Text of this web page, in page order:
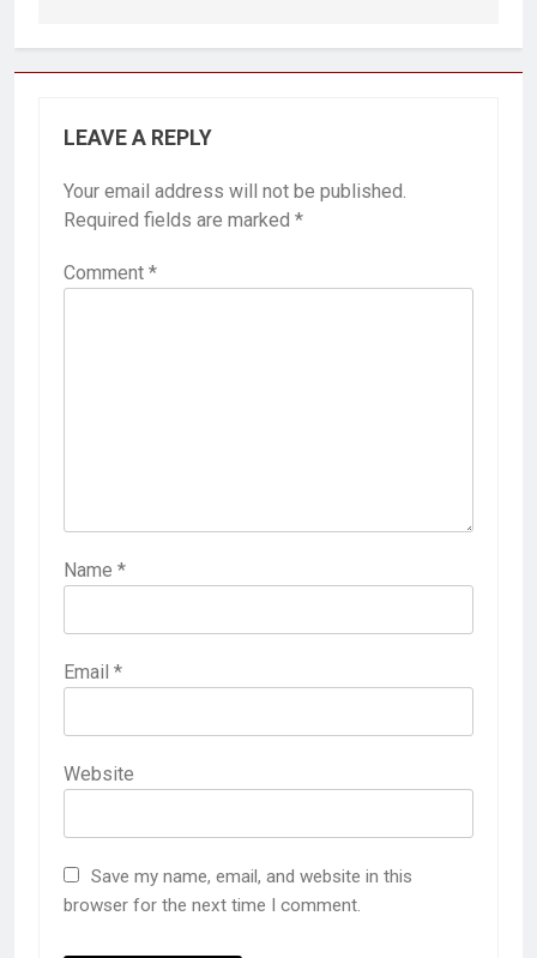
LEAVE A REPLY
Your email address will not be published.
Required fields are marked *
Comment *
Name *
Email *
Website
Save my name, email, and website in this
browser for the next time I comment.